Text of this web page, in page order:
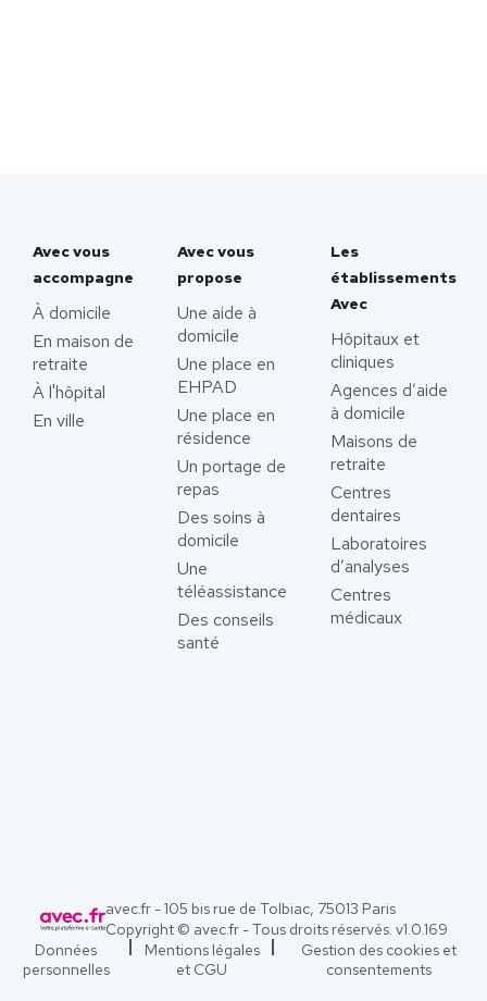
Avec vous
accompagne
À domicile
En maison de
retraite
À l'hôpital
En ville
Avec vous
propose
Une aide à
domicile
Une place en
EHPAD
Une place en
résidence
Un portage de
repas
Des soins à
domicile
Une
téléassistance
Des conseils
santé
Les
établissements
Avec
Hôpitaux et
cliniques
Agences d’aide
à domicile
Maisons de
retraite
Centres
dentaires
Laboratoires
d’analyses
Centres
médicaux
avec.fr - 105 bis rue de Tolbiac, 75013 Paris
Copyright © avec.fr - Tous droits réservés. v1.0.169
Données
personnelles
Mentions légales
et CGU
Gestion des cookies et
consentements